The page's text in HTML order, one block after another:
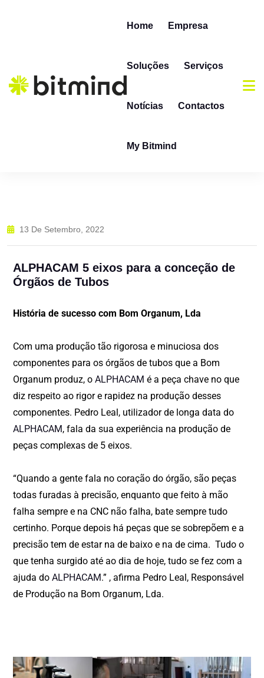
Home Empresa
Soluções Serviços
Notícias Contactos
My Bitmind
13 De Setembro, 2022
ALPHACAM 5 eixos para a conceção de
Órgãos de Tubos
História de sucesso com Bom Organum, Lda
Com uma produção tão rigorosa e minuciosa dos
componentes para os órgãos de tubos que a Bom
Organum produz, o ALPHACAM é a peça chave no que
diz respeito ao rigor e rapidez na produção desses
componentes. Pedro Leal, utilizador de longa data do
ALPHACAM, fala da sua experiência na produção de
peças complexas de 5 eixos.
“Quando a gente fala no coração do órgão, são peças
todas furadas à precisão, enquanto que feito à mão
falha sempre e na CNC não falha, bate sempre tudo
certinho. Porque depois há peças que se sobrepõem e a
precisão tem de estar na de baixo e na de cima. Tudo o
que tenha surgido até ao dia de hoje, tudo se fez com a
ajuda do ALPHACAM.” , afirma Pedro Leal, Responsável
de Produção na Bom Organum, Lda.